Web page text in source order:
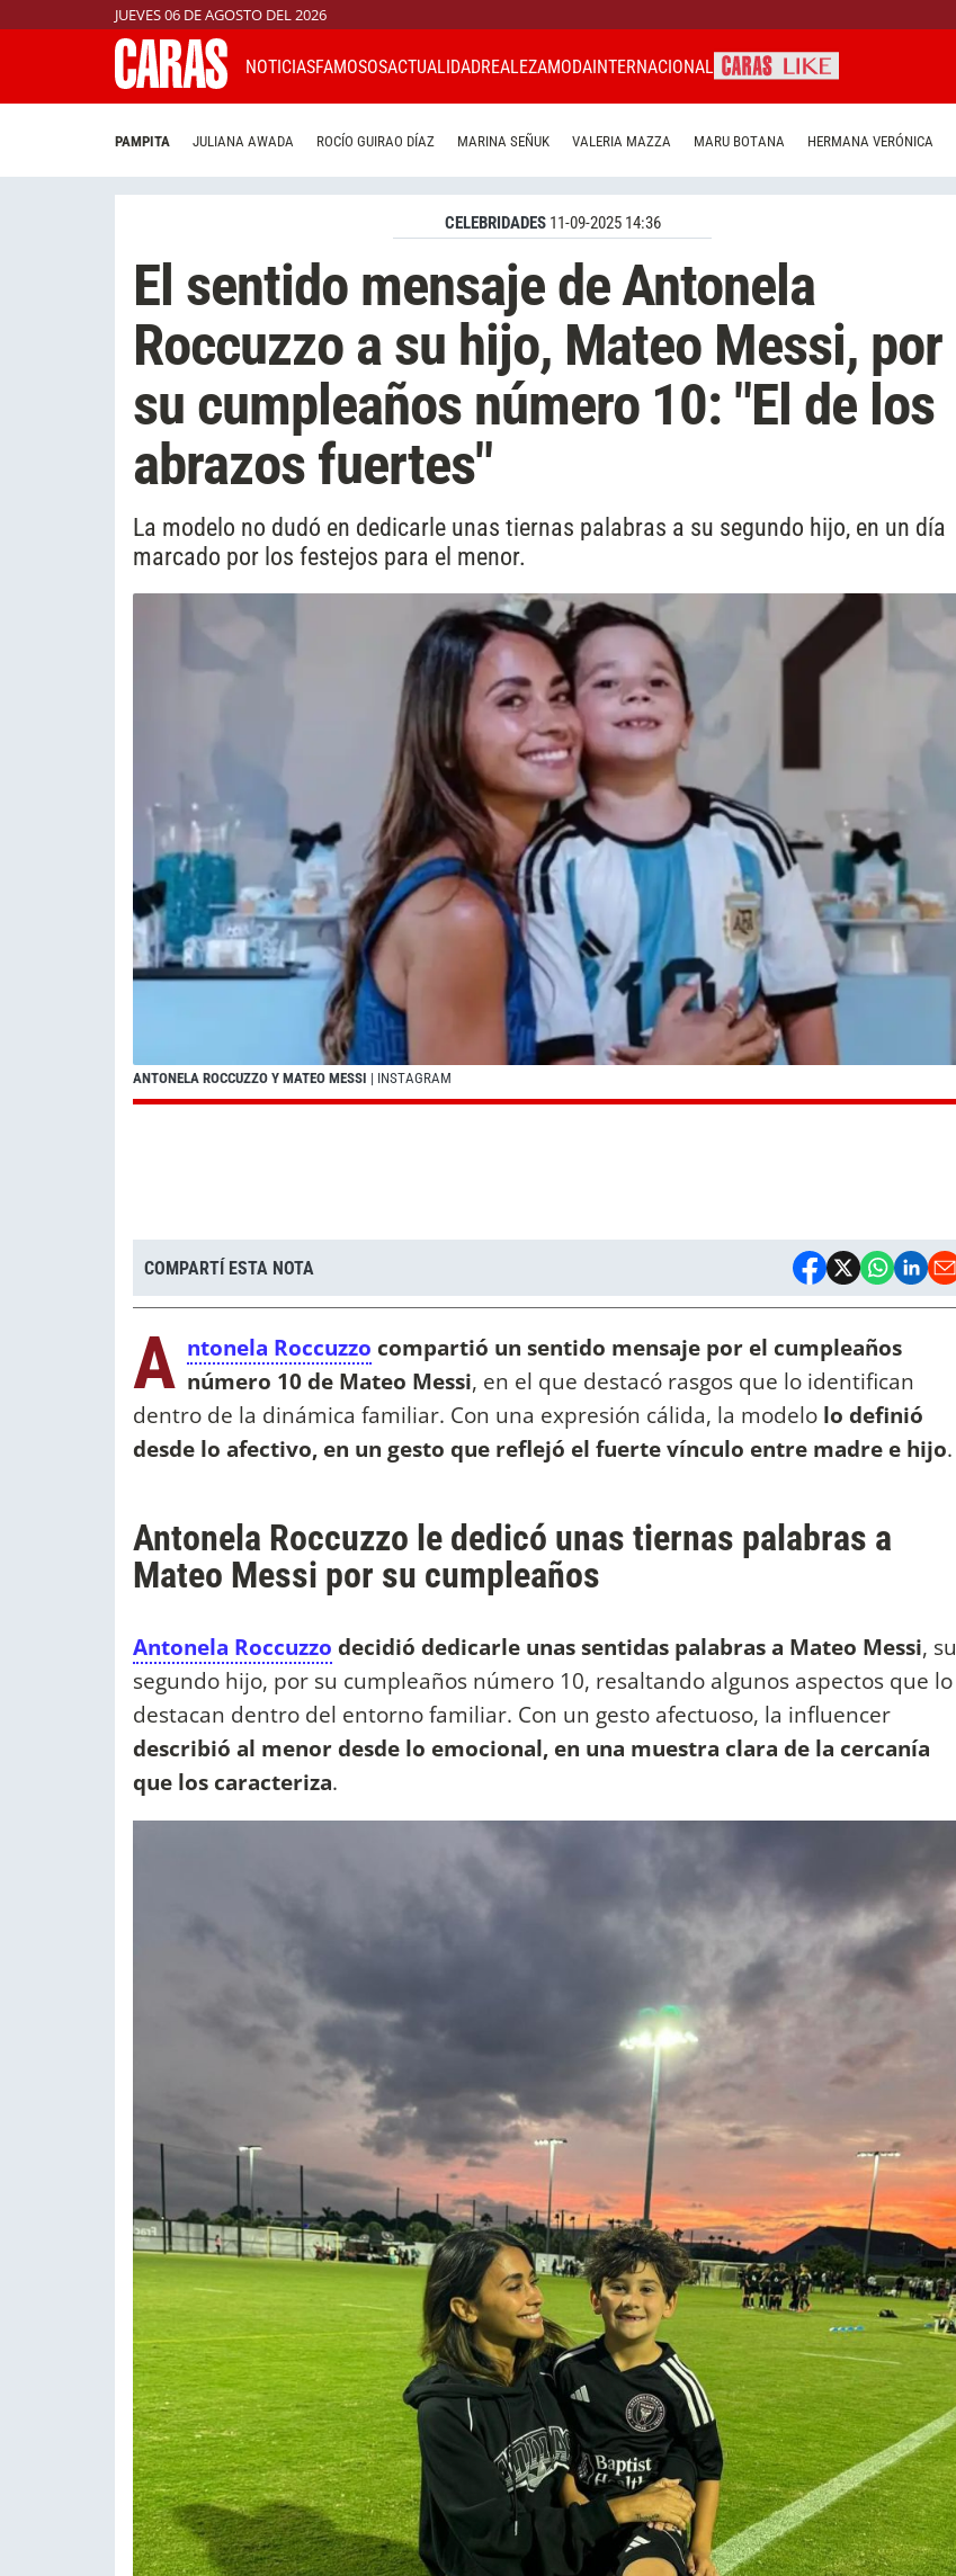
JUEVES 06 DE AGOSTO DEL 2026
NOTICIASFAMOSOSACTUALIDADREALEZAMODAINTERNACIONAL
PAMPITA JULIANA AWADA ROCÍO GUIRAO DÍAZ MARINA SEÑUK VALERIA MAZZA MARU BOTANA HERMANA VERÓNICA
CELEBRIDADES 11-09-2025 14:36
El sentido mensaje de Antonela
Roccuzzo a su hijo, Mateo Messi, por
su cumpleaños número 10: "El de los
abrazos fuertes"
La modelo no dudó en dedicarle unas tiernas palabras a su segundo hijo, en un día
marcado por los festejos para el menor.
ANTONELA ROCCUZZO Y MATEO MESSI | INSTAGRAM
COMPARTÍ ESTA NOTA
A ntonela Roccuzzo compartió un sentido mensaje por el cumpleaños
número 10 de Mateo Messi, en el que destacó rasgos que lo identifican
dentro de la dinámica familiar. Con una expresión cálida, la modelo lo definió
desde lo afectivo, en un gesto que reflejó el fuerte vínculo entre madre e hijo.
Antonela Roccuzzo le dedicó unas tiernas palabras a
Mateo Messi por su cumpleaños
Antonela Roccuzzo decidió dedicarle unas sentidas palabras a Mateo Messi, su
segundo hijo, por su cumpleaños número 10, resaltando algunos aspectos que lo
destacan dentro del entorno familiar. Con un gesto afectuoso, la influencer
describió al menor desde lo emocional, en una muestra clara de la cercanía
que los caracteriza.